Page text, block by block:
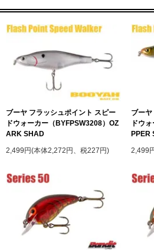
ブーヤ フラッシュポイント スピー
ドウォーカー（BYFPSW3208）OZ
ARK SHAD
2,499円(本体2,272円、税227円)
ブー
ドウ
PPER
2,499